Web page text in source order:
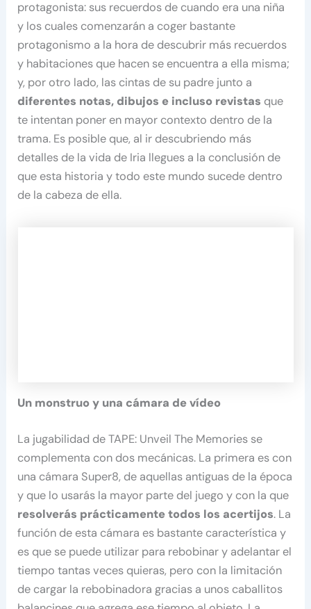
protagonista: sus recuerdos de cuando era una niña
y los cuales comenzarán a coger bastante
protagonismo a la hora de descubrir más recuerdos
y habitaciones que hacen se encuentra a ella misma;
y, por otro lado, las cintas de su padre junto a
diferentes notas, dibujos e incluso revistas que
te intentan poner en mayor contexto dentro de la
trama. Es posible que, al ir descubriendo más
detalles de la vida de Iria llegues a la conclusión de
que esta historia y todo este mundo sucede dentro
de la cabeza de ella.
Un monstruo y una cámara de vídeo
La jugabilidad de TAPE: Unveil The Memories se
complementa con dos mecánicas. La primera es con
una cámara Super8, de aquellas antiguas de la época
y que lo usarás la mayor parte del juego y con la que
resolverás prácticamente todos los acertijos. La
función de esta cámara es bastante característica y
es que se puede utilizar para rebobinar y adelantar el
tiempo tantas veces quieras, pero con la limitación
de cargar la rebobinadora gracias a unos caballitos